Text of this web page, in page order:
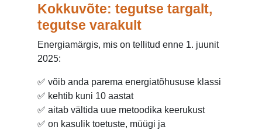
Kokkuvõte: tegutse targalt,
tegutse varakult
Energiamärgis, mis on tellitud enne 1. juunit
2025:
✅ võib anda parema energiatõhususe klassi
✅ kehtib kuni 10 aastat
✅ aitab vältida uue metoodika keerukust
✅ on kasulik toetuste, müügi ja